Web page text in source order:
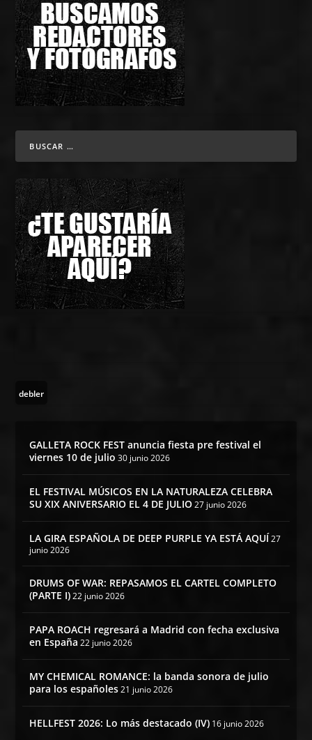
debler
GALLETA ROCK FEST anuncia fiesta pre festival el
viernes 10 de julio 30 junio 2026
EL FESTIVAL MÚSICOS EN LA NATURALEZA CELEBRA
SU XIX ANIVERSARIO EL 4 DE JULIO 27 junio 2026
LA GIRA ESPAÑOLA DE DEEP PURPLE YA ESTÁ AQUÍ 27
junio 2026
DRUMS OF WAR: REPASAMOS EL CARTEL COMPLETO
(PARTE I) 22 junio 2026
PAPA ROACH regresará a Madrid con fecha exclusiva
en España 22 junio 2026
MY CHEMICAL ROMANCE: la banda sonora de julio
para los españoles 21 junio 2026
HELLFEST 2026: Lo más destacado (IV) 16 junio 2026